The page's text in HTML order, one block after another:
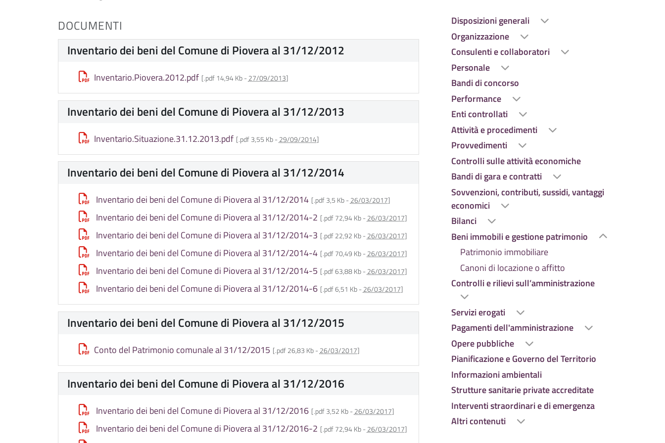
DOCUMENTI
Inventario dei beni del Comune di Piovera al 31/12/2012
Inventario.Piovera.2012.pdf [.pdf 14,94 Kb - 27/09/2013]
Inventario dei beni del Comune di Piovera al 31/12/2013
Inventario.Situazione.31.12.2013.pdf [.pdf 3,55 Kb - 29/09/2014]
Inventario dei beni del Comune di Piovera al 31/12/2014
Inventario dei beni del Comune di Piovera al 31/12/2014 [.pdf 3,5 Kb - 26/03/2017]
Inventario dei beni del Comune di Piovera al 31/12/2014-2 [.pdf 72,94 Kb - 26/03/2017]
Inventario dei beni del Comune di Piovera al 31/12/2014-3 [.pdf 22,92 Kb - 26/03/2017]
Inventario dei beni del Comune di Piovera al 31/12/2014-4 [.pdf 70,49 Kb - 26/03/2017]
Inventario dei beni del Comune di Piovera al 31/12/2014-5 [.pdf 63,88 Kb - 26/03/2017]
Inventario dei beni del Comune di Piovera al 31/12/2014-6 [.pdf 6,51 Kb - 26/03/2017]
Inventario dei beni del Comune di Piovera al 31/12/2015
Conto del Patrimonio comunale al 31/12/2015 [.pdf 26,83 Kb - 26/03/2017]
Inventario dei beni del Comune di Piovera al 31/12/2016
Inventario dei beni del Comune di Piovera al 31/12/2016 [.pdf 3,52 Kb - 26/03/2017]
Inventario dei beni del Comune di Piovera al 31/12/2016-2 [.pdf 72,94 Kb - 26/03/2017]
Disposizioni generali
Organizzazione
Consulenti e collaboratori
Personale
Bandi di concorso
Performance
Enti controllati
Attività e procedimenti
Provvedimenti
Controlli sulle attività economiche
Bandi di gara e contratti
Sovvenzioni, contributi, sussidi, vantaggi
economici
Bilanci
Beni immobili e gestione patrimonio
Patrimonio immobiliare
Canoni di locazione o affitto
Controlli e rilievi sull’amministrazione
Servizi erogati
Pagamenti dell'amministrazione
Opere pubbliche
Pianificazione e Governo del Territorio
Informazioni ambientali
Strutture sanitarie private accreditate
Interventi straordinari e di emergenza
Altri contenuti